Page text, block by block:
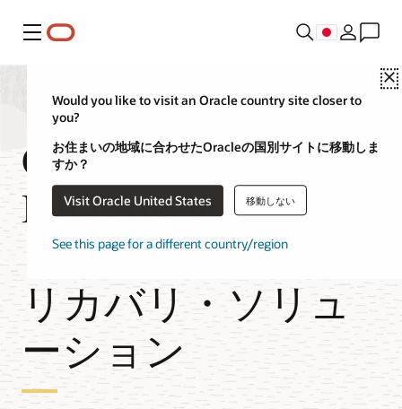
メニュー
Would you like to visit an Oracle country site closer to
you?
お住まいの地域に合わせたOracleの国別サイトに移動しま
すか？
Visit Oracle United States 移動しない
See this page for a different country/region
Oracle Cloud
Infrastructure上のバ
ックアップおよび
リカバリ・ソリュ
ーション